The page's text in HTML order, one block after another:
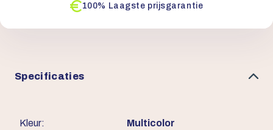
100% Laagste prijsgarantie
Specificaties
Kleur: Multicolor